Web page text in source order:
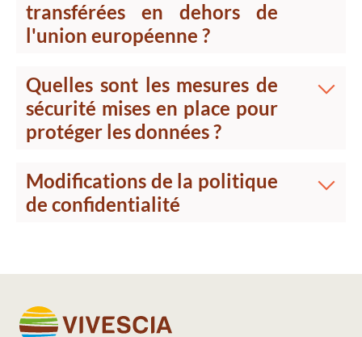
transférées en dehors de
l'union européenne ?
Quelles sont les mesures de
sécurité mises en place pour
protéger les données ?
Modifications de la politique
de confidentialité